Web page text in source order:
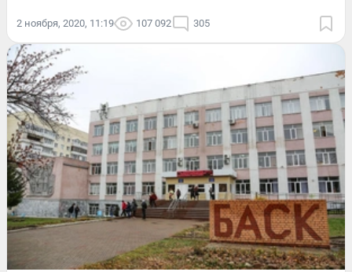
2 ноября, 2020, 11:19 107 092 305